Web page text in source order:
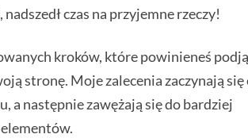
czas na przyjemne rzeczy!
kroków, które powinieneś
stronę. Moje zalecenia zaczynają się
a następnie zawężają się do bardziej